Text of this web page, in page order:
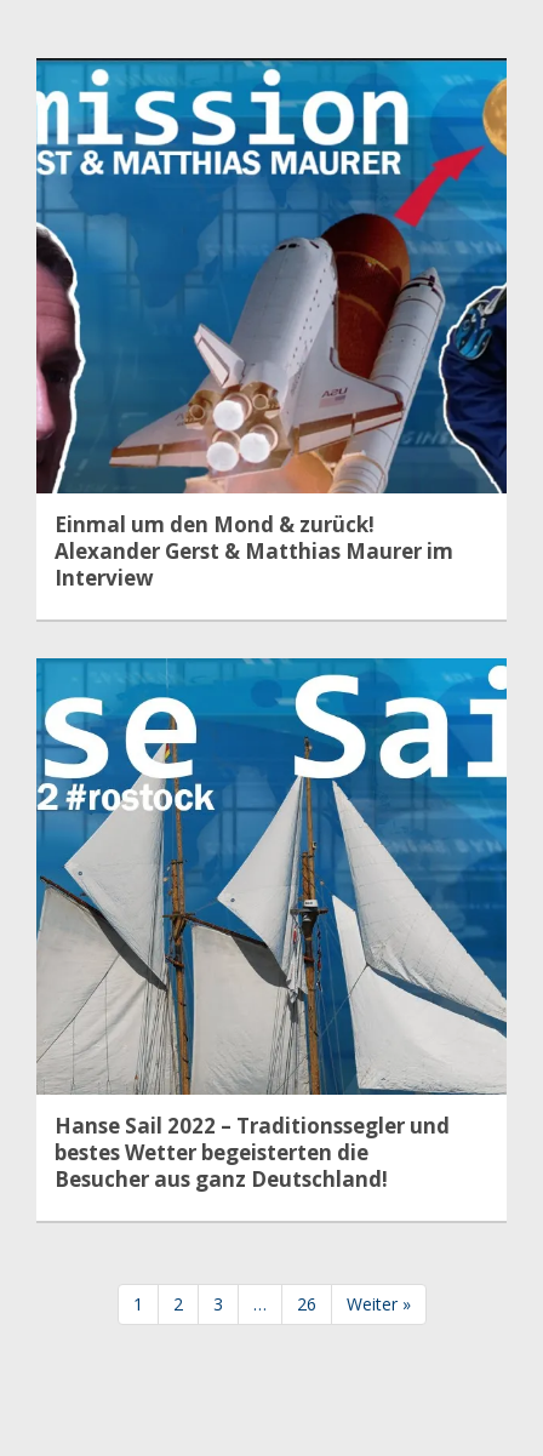
Einmal um den Mond & zurück!
Alexander Gerst & Matthias Maurer im
Interview
Hanse Sail 2022 – Traditionssegler und
bestes Wetter begeisterten die
Besucher aus ganz Deutschland!
1 2 3 … 26 Weiter »